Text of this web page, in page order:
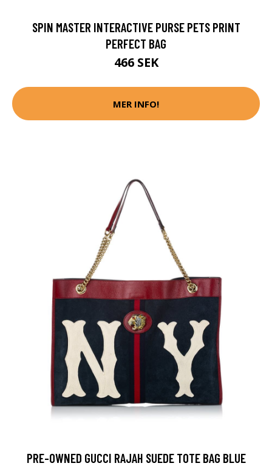
SPIN MASTER INTERACTIVE PURSE PETS PRINT
PERFECT BAG
466 SEK
MER INFO!
PRE-OWNED GUCCI RAJAH SUEDE TOTE BAG BLUE